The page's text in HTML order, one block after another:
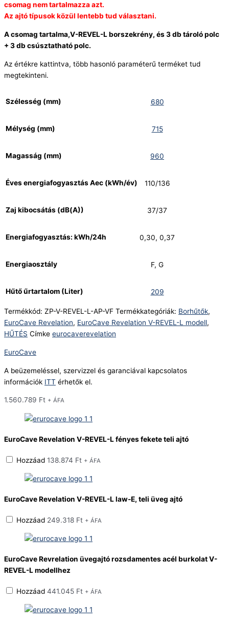
csomag nem tartalmazza azt.
Az ajtó típusok közül lentebb tud választani.
A csomag tartalma,V-REVEL-L borszekrény, és 3 db tároló polc
+ 3 db csúsztatható polc.
Az értékre kattintva, több hasonló paraméterű terméket tud
megtekinteni.
Szélesség (mm) 680
Mélység (mm) 715
Magasság (mm) 960
Éves energiafogyasztás Aec (kWh/év) 110/136
Zaj kibocsátás (dB(A)) 37/37
Energiafogyasztás: kWh/24h 0,30, 0,37
Energiaosztály F, G
Hűtő űrtartalom (Liter) 209
Termékkód: ZP-V-REVEL-L-AP-VF Termékkategóriák: Borhűtők,
EuroCave Revelation, EuroCave Revelation V-REVEL-L modell,
HŰTÉS Címke eurocaverevelation
EuroCave
A beüzemeléssel, szervizzel és garanciával kapcsolatos
információk ITT érhetők el.
1.560.789 Ft + ÁFA
EuroCave Revelation V-REVEL-L fényes fekete teli ajtó
Hozzáad 138.874 Ft + ÁFA
EuroCave Revelation V-REVEL-L law-E, teli üveg ajtó
Hozzáad 249.318 Ft + ÁFA
EuroCave Revrelation üvegajtó rozsdamentes acél burkolat V-
REVEL-L modellhez
Hozzáad 441.045 Ft + ÁFA